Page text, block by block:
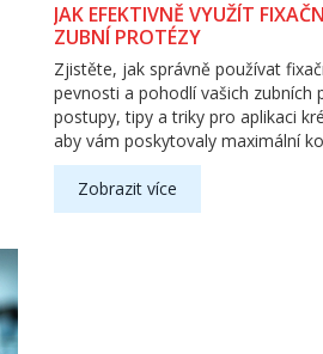
JAK EFEKTIVNĚ VYUŽÍT
ZUBNÍ PROTÉZY
Zjistěte, jak správně používat
pevnosti a pohodlí vašich zubních
postupy, tipy a triky pro aplikaci
aby vám poskytovaly maximální
Zobrazit více